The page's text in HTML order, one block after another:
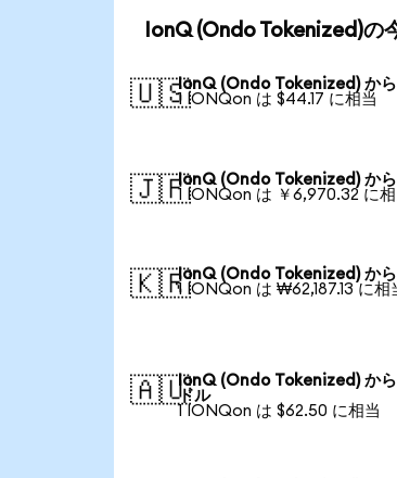
IonQ (Ondo Tokenized)の
🇺🇸IonQ (Ondo Tokenized) か
1 IONQon は $44.17 に相当
🇯🇵IonQ (Ondo Tokenized) から
1 IONQon は ￥6,970.32 に相
🇰🇷IonQ (Ondo Tokenized) か
1 IONQon は ₩62,187.13 に相
🇦🇺IonQ (Ondo Tokenized) か
ドル
1 IONQon は $62.50 に相当